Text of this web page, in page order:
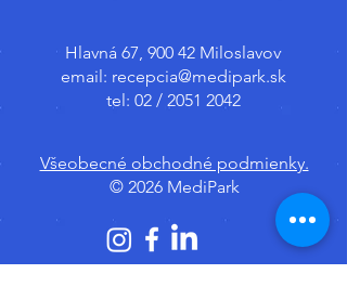
Hlavná 67, 900 42 Miloslavov
email: recepcia@medipark.sk
tel: 02 / 2051 2042
Všeobecné obchodné podmienky.
© 2026 MediPark